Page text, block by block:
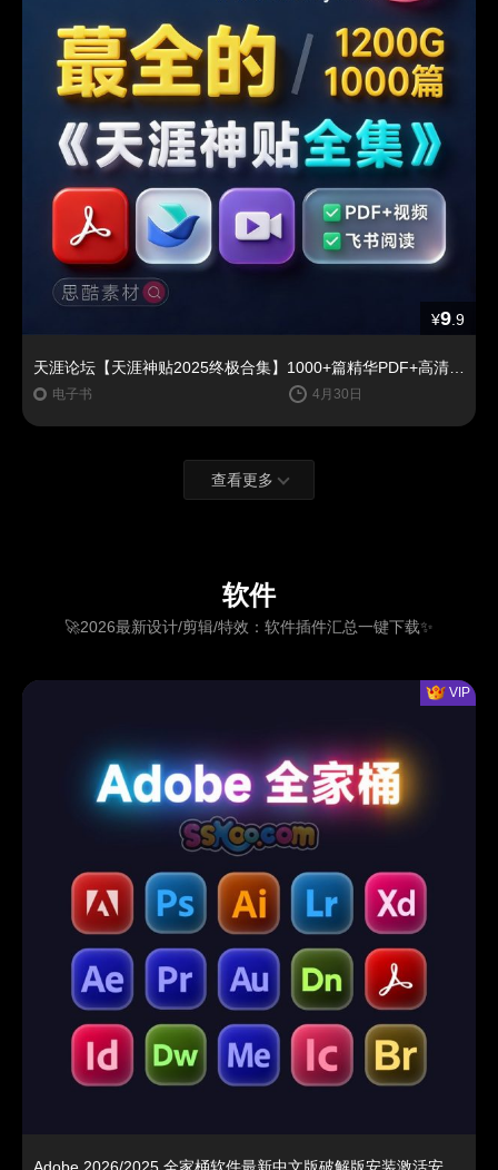
¥9 .9
电子书 4月30日
查看更多
软件
🚀2026最新设计/剪辑/特效：软件插件汇总一键下载✨